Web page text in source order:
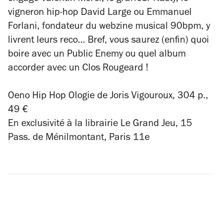
vigneron hip-hop David Large ou Emmanuel
Forlani, fondateur du webzine musical 90bpm, y
livrent leurs reco… Bref, vous saurez (enfin) quoi
boire avec un Public Enemy ou quel album
accorder avec un Clos Rougeard !
Oeno Hip Hop Ologie de Joris Vigouroux, 304 p.,
49 €
En exclusivité à la librairie Le Grand Jeu, 15
Pass. de Ménilmontant, Paris 11e